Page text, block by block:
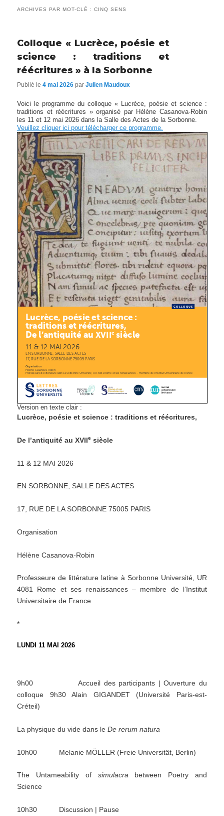
ARCHIVES PAR MOT-CLÉ :CINQ SENS
Colloque « Lucrèce, poésie et
science : traditions et
réécritures » à la Sorbonne
Publié le4 mai 2026 parJulien Maudoux
Voici le programme du colloque « Lucrèce, poésie et science :
traditions et réécritures » organisé par Hélène Casanova-Robin
les 11 et 12 mai 2026 dans la Salle des Actes de la Sorbonne.
Veuillez cliquer ici pour télécharger ce programme.
Version en texte clair :
Lucrèce, poésie et science : traditions et réécritures,
De l’antiquité auXVIIe siècle
11 & 12 MAI 2026
EN SORBONNE, SALLE DES ACTES
17, RUE DE LA SORBONNE 75005 PARIS
Organisation
Hélène Casanova-Robin
Professeure de littérature latine à Sorbonne Université, UR
4081 Rome et ses renaissances – membre de l’Institut
Universitaire de France
*
LUNDI 11 MAI 2026
9h00 Accueil des participants | Ouverture du
colloque 9h30 Alain GIGANDET (Université Paris-est-
Créteil)
La physique du vide dans leDe rerum natura
10h00 Melanie MÖLLER (Freie Universität, Berlin)
The Untameability of simulacra between Poetry and
Science
10h30 Discussion | Pause